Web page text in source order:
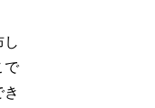
し
で